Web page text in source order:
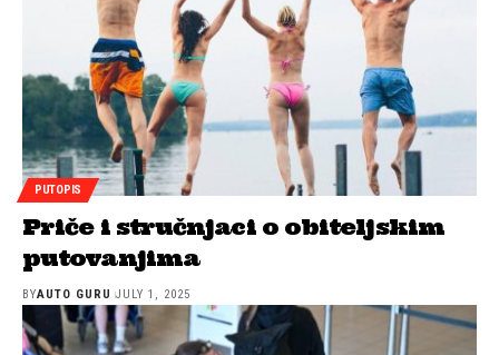
PUTOPIS
Priče i stručnjaci o obiteljskim
putovanjima
BYAUTO GURU JULY 1, 2025